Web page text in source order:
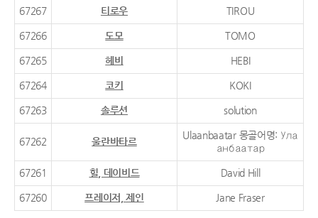
67267 티로우 TIROU
67266 도모 TOMO
67265 헤비 HEBI
67264 코키 KOKI
67263 솔루션 solution
67262 울란바타르
Ulaanbaatar 몽골어명: Ула
анбаатар
67261 힐, 데이비드 David Hill
67260 프레이저, 제인 Jane Fraser